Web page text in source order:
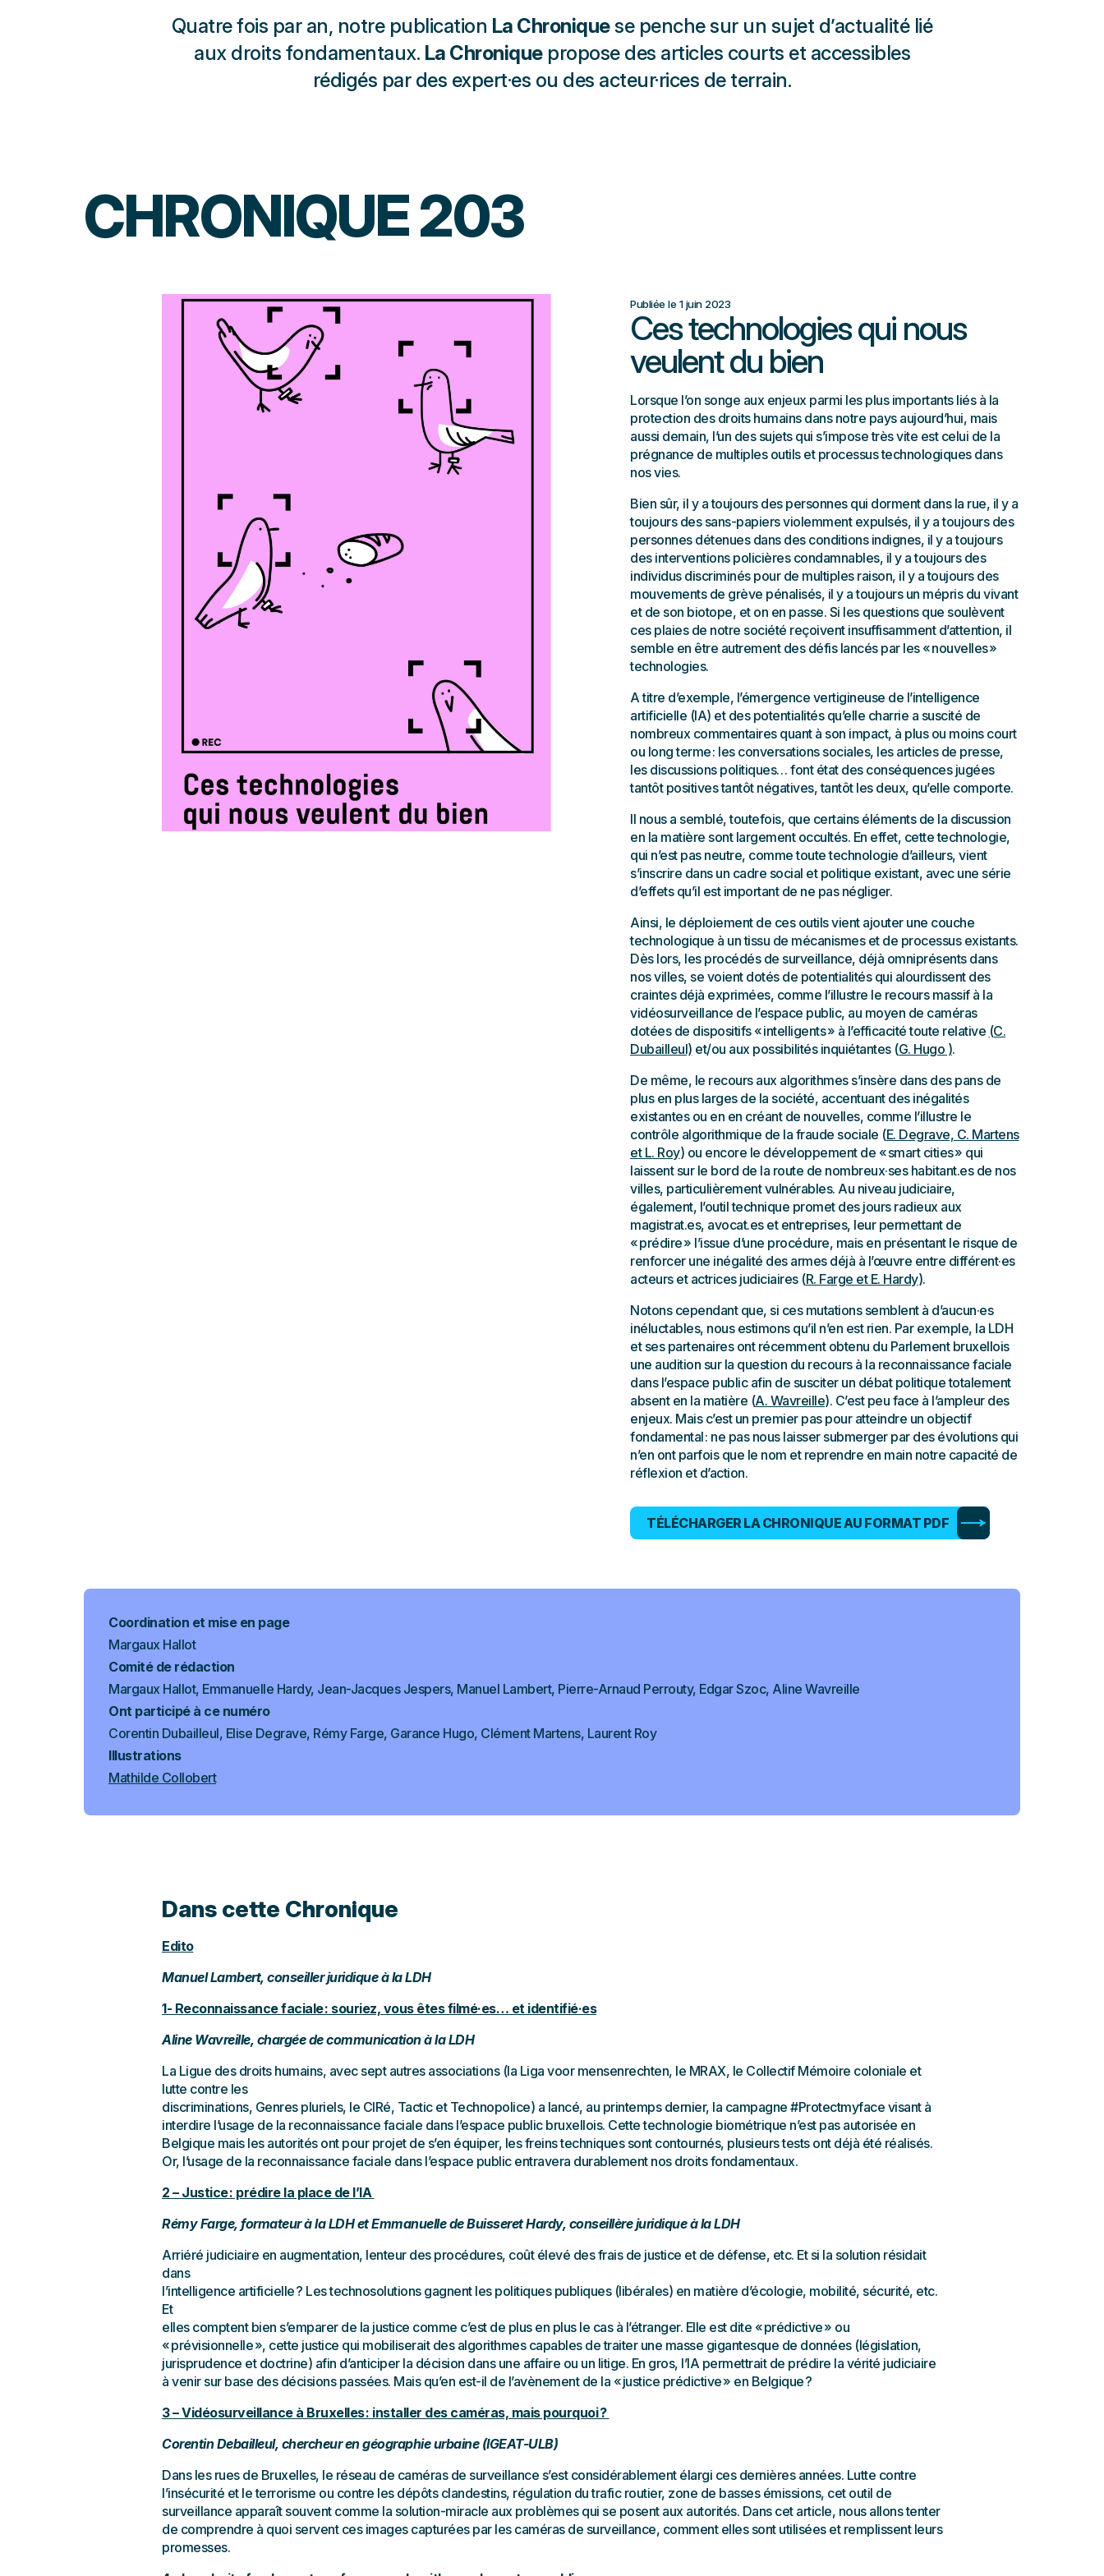
Quatre fois par an, notre publication La Chroniquese penche sur un sujet d’actualité lié
aux droits fondamentaux. La Chroniquepropose des articles courts et accessibles
rédigés par des expert·es ou des acteur·rices de terrain.
CHRONIQUE 203
Publiée le 1 juin 2023
Ces technologies qui nous
veulent du bien
Lorsque l’on songe aux enjeux parmi les plus importants liés à la
protection des droits humains dans notre pays aujourd’hui, mais
aussi demain, l’un des sujets qui s’impose très vite est celui de la
prégnance de multiples outils et processus technologiques dans
nos vies.
Bien sûr, il y a toujours des personnes qui dorment dans la rue, il y a
toujours des sans-papiers violemment expulsés, il y a toujours des
personnes détenues dans des conditions indignes, il y a toujours
des interventions policières condamnables, il y a toujours des
individus discriminés pour de multiples raison, il y a toujours des
mouvements de grève pénalisés, il y a toujours un mépris du vivant
et de son biotope, et on en passe. Si les questions que soulèvent
ces plaies de notre société reçoivent insuffisamment d’attention, il
semble en être autrement des défis lancés par les « nouvelles »
technologies.
A titre d’exemple, l’émergence vertigineuse de l’intelligence
artificielle (IA) et des potentialités qu’elle charrie a suscité de
nombreux commentaires quant à son impact, à plus ou moins court
ou long terme : les conversations sociales, les articles de presse,
les discussions politiques… font état des conséquences jugées
tantôt positives tantôt négatives, tantôt les deux, qu’elle comporte.
Il nous a semblé, toutefois, que certains éléments de la discussion
en la matière sont largement occultés. En effet, cette technologie,
qui n’est pas neutre, comme toute technologie d’ailleurs, vient
s’inscrire dans un cadre social et politique existant, avec une série
d’effets qu’il est important de ne pas négliger.
Ainsi, le déploiement de ces outils vient ajouter une couche
technologique à un tissu de mécanismes et de processus existants.
Dès lors, les procédés de surveillance, déjà omniprésents dans
nos villes, se voient dotés de potentialités qui alourdissent des
craintes déjà exprimées, comme l’illustre le recours massif à la
vidéosurveillance de l’espace public, au moyen de caméras
dotées de dispositifs « intelligents » à l’efficacité toute relative (C.
Dubailleul) et/ou aux possibilités inquiétantes (G. Hugo ).
De même, le recours aux algorithmes s’insère dans des pans de
plus en plus larges de la société, accentuant des inégalités
existantes ou en en créant de nouvelles, comme l’illustre le
contrôle algorithmique de la fraude sociale (E. Degrave, C. Martens
et L. Roy) ou encore le développement de « smart cities » qui
laissent sur le bord de la route de nombreux·ses habitant.es de nos
villes, particulièrement vulnérables. Au niveau judiciaire,
également, l’outil technique promet des jours radieux aux
magistrat.es, avocat.es et entreprises, leur permettant de
« prédire » l’issue d’une procédure, mais en présentant le risque de
renforcer une inégalité des armes déjà à l’œuvre entre différent·es
acteurs et actrices judiciaires (R. Farge et E. Hardy).
Notons cependant que, si ces mutations semblent à d’aucun·es
inéluctables, nous estimons qu’il n’en est rien. Par exemple, la LDH
et ses partenaires ont récemment obtenu du Parlement bruxellois
une audition sur la question du recours à la reconnaissance faciale
dans l’espace public afin de susciter un débat politique totalement
absent en la matière (A. Wavreille). C’est peu face à l’ampleur des
enjeux. Mais c’est un premier pas pour atteindre un objectif
fondamental : ne pas nous laisser submerger par des évolutions qui
n’en ont parfois que le nom et reprendre en main notre capacité de
réflexion et d’action.
TÉLÉCHARGER LA CHRONIQUE AU FORMAT PDF
Coordination et mise en page
Margaux Hallot
Comité de rédaction
Margaux Hallot, Emmanuelle Hardy, Jean-Jacques Jespers, Manuel Lambert, Pierre-Arnaud Perrouty, Edgar Szoc, Aline Wavreille
Ont participé à ce numéro
Corentin Dubailleul, Elise Degrave, Rémy Farge, Garance Hugo, Clément Martens, Laurent Roy
Illustrations
Mathilde Collobert
Dans cette Chronique
Edito
Manuel Lambert, conseiller juridique à la LDH
1- Reconnaissance faciale : souriez, vous êtes filmé·es… et identifié·es
Aline Wavreille, chargée de communication à la LDH
La Ligue des droits humains, avec sept autres associations (la Liga voor mensenrechten, le MRAX, le Collectif Mémoire coloniale et
lutte contre les
discriminations, Genres pluriels, le CIRé, Tactic et Technopolice) a lancé, au printemps dernier, la campagne #Protectmyface visant à
interdire l’usage de la reconnaissance faciale dans l’espace public bruxellois. Cette technologie biométrique n’est pas autorisée en
Belgique mais les autorités ont pour projet de s’en équiper, les freins techniques sont contournés, plusieurs tests ont déjà été réalisés.
Or, l’usage de la reconnaissance faciale dans l’espace public entravera durablement nos droits fondamentaux.
2 – Justice : prédire la place de l’IA
Rémy Farge, formateur à la LDH et Emmanuelle de Buisseret Hardy, conseillère juridique à la LDH
Arriéré judiciaire en augmentation, lenteur des procédures, coût élevé des frais de justice et de défense, etc. Et si la solution résidait
dans
l’intelligence artificielle ? Les technosolutions gagnent les politiques publiques (libérales) en matière d’écologie, mobilité, sécurité, etc.
Et
elles comptent bien s’emparer de la justice comme c’est de plus en plus le cas à l’étranger. Elle est dite « prédictive » ou
« prévisionnelle », cette justice qui mobiliserait des algorithmes capables de traiter une masse gigantesque de données (législation,
jurisprudence et doctrine) afin d’anticiper la décision dans une affaire ou un litige. En gros, l’IA permettrait de prédire la vérité judiciaire
à venir sur base des décisions passées. Mais qu’en est-il de l’avènement de la « justice prédictive » en Belgique ?
3 – Vidéosurveillance à Bruxelles : installer des caméras, mais pourquoi ?
Corentin Debailleul, chercheur en géographie urbaine (IGEAT-ULB)
Dans les rues de Bruxelles, le réseau de caméras de surveillance s’est considérablement élargi ces dernières années. Lutte contre
l’insécurité et le terrorisme ou contre les dépôts clandestins, régulation du trafic routier, zone de basses émissions, cet outil de
surveillance apparaît souvent comme la solution-miracle aux problèmes qui se posent aux autorités. Dans cet article, nous allons tenter
de comprendre à quoi servent ces images capturées par les caméras de surveillance, comment elles sont utilisées et remplissent leurs
promesses.